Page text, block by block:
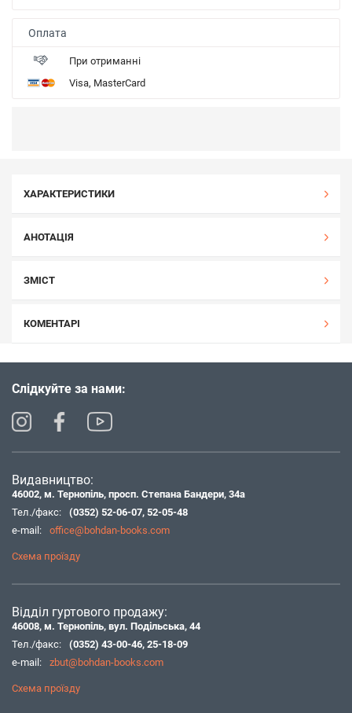
Оплата
При отриманні
Visa, MasterCard
ХАРАКТЕРИСТИКИ
АНОТАЦІЯ
ЗМІСТ
КОМЕНТАРІ
Слідкуйте за нами:
Видавництво:
46002, м. Тернопіль, просп. Степана Бандери, 34а
Тел./факс:
(0352) 52-06-07, 52-05-48
e-mail:
office@bohdan-books.com
Схема проїзду
Відділ гуртового продажу:
46008, м. Тернопіль, вул. Подільська, 44
Тел./факс:
(0352) 43-00-46, 25-18-09
e-mail:
zbut@bohdan-books.com
Схема проїзду